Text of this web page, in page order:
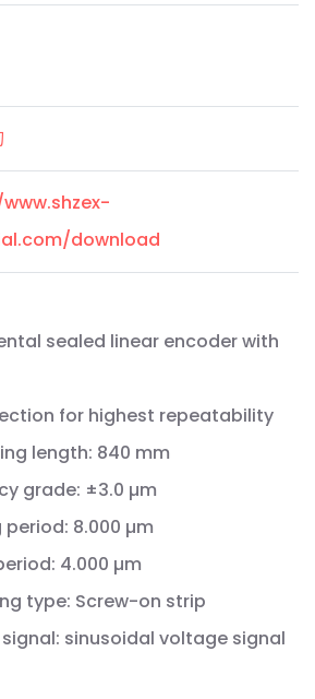
download
sealed linear encoder with
for highest repeatability
length: 840 mm
grade: ±3.0 µm
8.000 µm
4.000 µm
type: Screw-on strip
sinusoidal voltage signal